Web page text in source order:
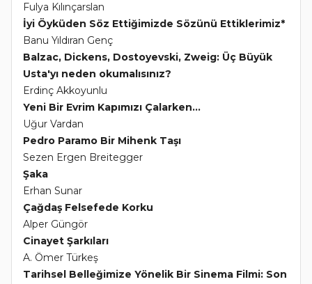
Fulya Kılınçarslan
İyi Öyküden Söz Ettiğimizde Sözünü Ettiklerimiz*
Banu Yıldıran Genç
Balzac, Dickens, Dostoyevski, Zweig: Üç Büyük
Usta'yı neden okumalısınız?
Erdinç Akkoyunlu
Yeni Bir Evrim Kapımızı Çalarken...
Uğur Vardan
Pedro Paramo Bir Mihenk Taşı
Sezen Ergen Breitegger
Şaka
Erhan Sunar
Çağdaş Felsefede Korku
Alper Güngör
Cinayet Şarkıları
A. Ömer Türkeş
Tarihsel Belleğimize Yönelik Bir Sinema Filmi: Son